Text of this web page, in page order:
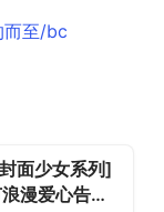
而至/bc
面少女系列]
漫爱心告白